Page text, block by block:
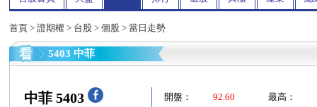
首頁 > 證期權 > 台股 > 個股 > 當日走勢
5403 中菲
中菲 5403 開盤： 92.60
最高：